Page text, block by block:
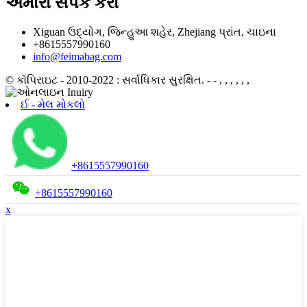
Xiguan ઉદ્યોગ, જિન્હુઆ શહેર, Zhejiang પ્રાંત, ચાઇના
+8615557990160
info@feimabag.com
© કૉપિરાઇટ - 2010-2022 : સર્વાધિકાર સુરક્ષિત. - - , , , , , ,
ઈ - મેલ મોકલો
+8615557990160
+8615557990160
x